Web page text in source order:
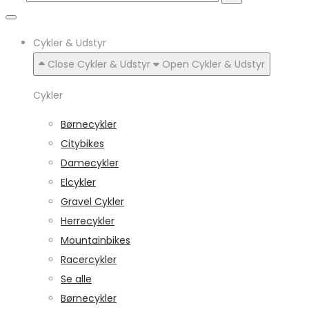
Cykler & Udstyr
Close Cykler & Udstyr
Open Cykler & Udstyr
Cykler
Børnecykler
Citybikes
Damecykler
Elcykler
Gravel Cykler
Herrecykler
Mountainbikes
Racercykler
Se alle
Børnecykler